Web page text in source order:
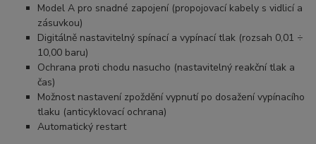
Model A pro snadné zapojení (propojovací kabely s vidlicí a
zásuvkou)
Digitálně nastavitelný spínací a vypínací tlak (rozsah 0,01 ÷
10,00 baru)
Ochrana proti chodu nasucho (nastavitelný reakční tlak a
čas)
Možnost nastavení zpoždění vypnutí po dosažení vypínacího
tlaku (anticyklovací ochrana)
Automatický restart